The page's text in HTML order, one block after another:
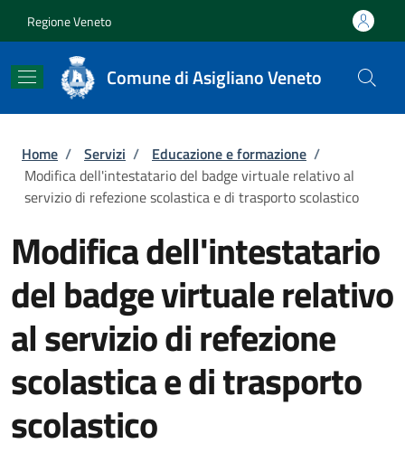
Regione Veneto
Comune di Asigliano Veneto
Briciole di pane
Home / Servizi / Educazione e formazione /
Modifica dell'intestatario del badge virtuale relativo al
servizio di refezione scolastica e di trasporto scolastico
Modifica dell'intestatario
del badge virtuale relativo
al servizio di refezione
scolastica e di trasporto
scolastico